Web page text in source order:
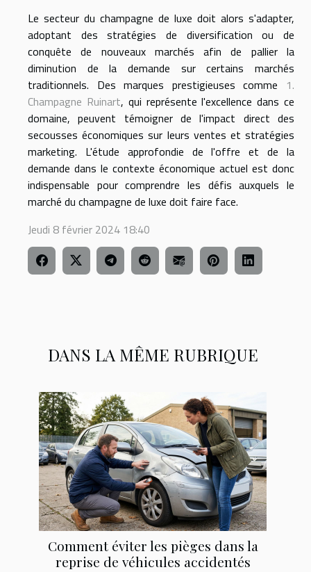
DANS LA MÊME RUBRIQUE
Comment éviter les pièges dans la
reprise de véhicules accidentés
Le secteur du champagne de luxe doit alors s'adapter,
adoptant des stratégies de diversification ou de
conquête de nouveaux marchés afin de pallier la
diminution de la demande sur certains marchés
traditionnels. Des marques prestigieuses comme 1.
Champagne Ruinart, qui représente l'excellence dans ce
domaine, peuvent témoigner de l'impact direct des
secousses économiques sur leurs ventes et stratégies
marketing. L'étude approfondie de l'offre et de la
demande dans le contexte économique actuel est donc
indispensable pour comprendre les défis auxquels le
marché du champagne de luxe doit faire face.
Jeudi 8 février 2024 18:40